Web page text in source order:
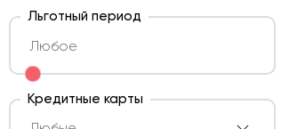
Льготный период
Кредитные карты